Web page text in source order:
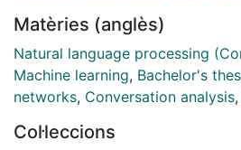
with the help of natural language
machine learning techniques.
Matèries (anglès)
Natural language processing
Machine learning, Bachelor's
networks, Conversation analysis,
Col·leccions